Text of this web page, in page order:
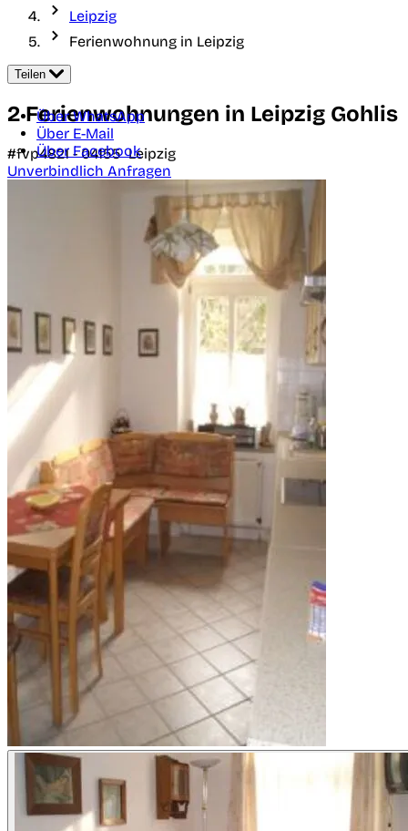
Leipzig
Ferienwohnung in Leipzig
Teilen
Über WhatsApp
Über E-Mail
Über Facebook
2 Ferienwohnungen in Leipzig Gohlis
#fvp4821 -04155 Leipzig
Unverbindlich Anfragen